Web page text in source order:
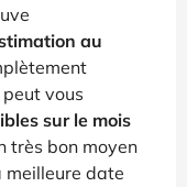
au
vous
sur le mois
très bon moyen
meilleure date